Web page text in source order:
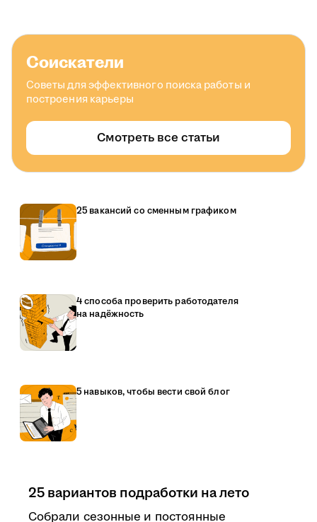
Соискатели
Советы для эффективного поиска работы и
построения карьеры
Смотреть все статьи
25 вакансий со сменным графиком
4 способа проверить работодателя
на надёжность
5 навыков, чтобы вести свой блог
25 вариантов подработки на лето
Собрали сезонные и постоянные